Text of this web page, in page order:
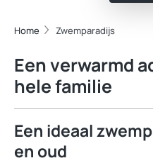
Home Zwemparadijs
Een verwarmd
hele familie
Een ideaal
en oud